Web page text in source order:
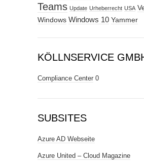
Teams Update Urheberrecht USA
Windows Windows 10 Yammer
KÖLLNSERVICE
Compliance Center 0
SUBSITES
Azure AD Webseite
Azure United – Cloud Magazine